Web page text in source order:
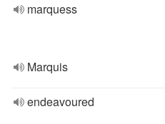
marquess
Marquis
endeavoured